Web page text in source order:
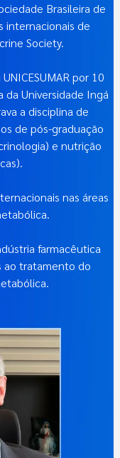
Brasileira de
internacionais de
Society.
por 10
da Universidade Ingá
a disciplina de
de pós-graduação
e nutrição
nas áreas
farmacêutica
ao tratamento do